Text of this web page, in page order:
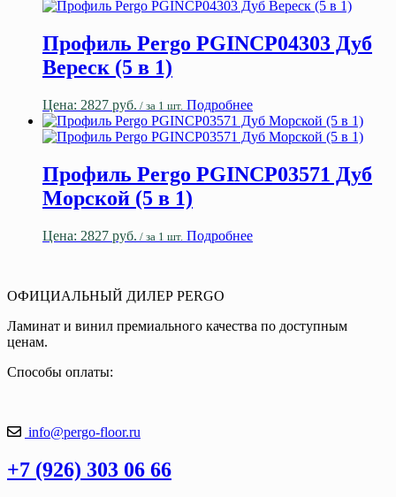
Профиль Pergo PGINCP04303 Дуб
Вереск (5 в 1)
Цена: 2827 руб. / за 1 шт. Подробнее
Профиль Pergo PGINCP03571 Дуб
Морской (5 в 1)
Цена: 2827 руб. / за 1 шт. Подробнее
ОФИЦИАЛЬНЫЙ ДИЛЕР PERGO
Ламинат и винил премиального качества по доступным
ценам.
Способы оплаты:
info@pergo-floor.ru
+7 (926) 303 06 66